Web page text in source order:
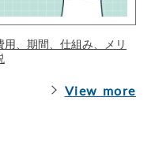
、期間、仕組み、メリ
View more